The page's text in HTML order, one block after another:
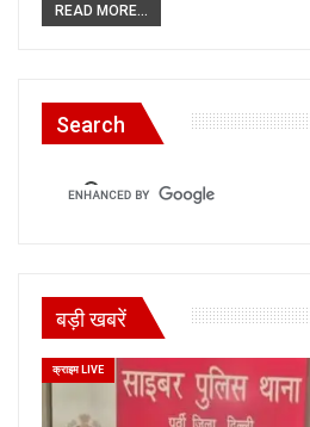
READ MORE...
Search
बड़ी खबरें
क्राइम LIVE